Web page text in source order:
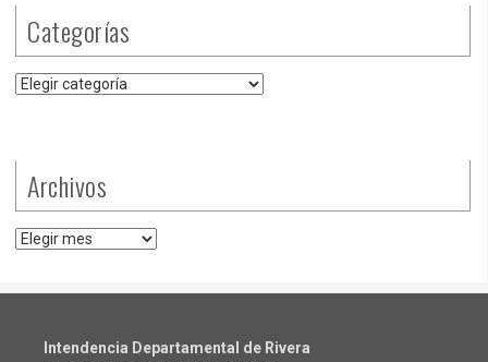
Categorías
Categorías
Archivos
Archivos
Intendencia Departamental de Rivera